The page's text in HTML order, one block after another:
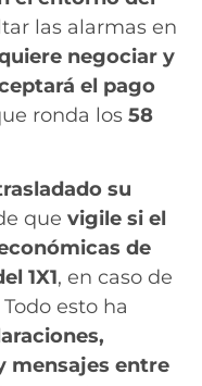
las alarmas en
negociar y
el pago
ronda los 58
su
que vigile si el
de
1X1, en caso de
esto ha
mensajes entre